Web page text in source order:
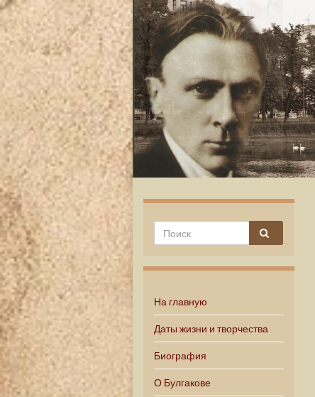
На главную
Даты жизни и творчества
Биография
О Булгакове